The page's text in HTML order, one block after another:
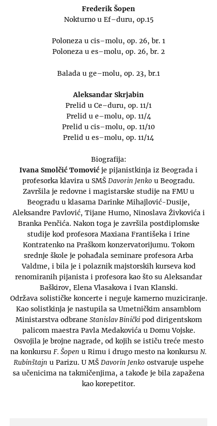
Frederik Šopen
Nokturno u Ef–duru, op.15
Poloneza u cis–molu, op. 26, br. 1
Poloneza u es–molu, op. 26, br. 2
Balada u ge–molu, op. 23, br.1
Aleksandar Skrjabin
Prelid u Ce–duru, op. 11/1
Prelid u e–molu, op. 11/4
Prelid u cis–molu, op. 11/10
Prelid u es–molu, op. 11/14
Biografija:
Ivana Smolčić Tomović je pijanistkinja iz Beograda i
profesorka klavira u SMŠ Davorin Jenko u Beogradu.
Završila je redovne i magistarske studije na FMU u
Beogradu u klasama Darinke Mihajlović-Dusije,
Aleksandre Pavlović, Tijane Humo, Ninoslava Živkovića i
Branka Penčića. Nakon toga je završila postdiplomske
studije kod profesora Maxiana Františeka i Irine
Kontratenko na Praškom konzervatorijumu. Tokom
srednje škole je pohađala seminare profesora Arba
Valdme, i bila je i polaznik majstorskih kurseva kod
renomiranih pijanista i profesora kao što su Aleksandar
Baškirov, Elena Vlasakova i Ivan Klanski.
Održava solističke koncerte i neguje kamerno muziciranje.
Kao solistkinja je nastupila sa Umetničkim ansamblom
Ministarstva odbrane Stanislav Biničkipod dirigentskom
palicom maestra Pavla Medakovića u Domu Vojske.
Osvojila je brojne nagrade, od kojih se ističu treće mesto
na konkursu F. Šopen u Rimu i drugo mesto na konkursu N.
Rubinštajn u Parizu. U MŠ Davorin Jenkoostvaruje uspehe
sa učenicima na takmičenjima, a takođe je bila zapažena
kao korepetitor.